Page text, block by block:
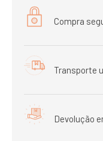
Compra
Transporte
Devolução